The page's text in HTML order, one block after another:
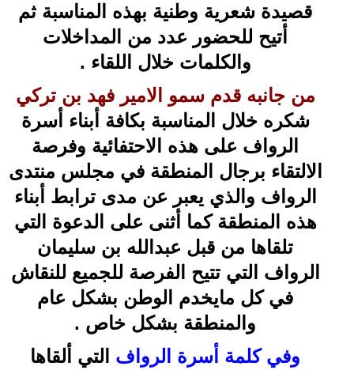
قصيدة شعرية وطنية بهذه المناسبة ثم
أتيح للحضور عدد من المداخلات
والكلمات خلال اللقاء .
من جانبه قدم سمو الامير فهد بن تركي
شكره خلال المناسبة بكافة أبناء أسرة
الرواف على هذه الاحتفائية وفرصة
الالتقاء برجال المنطقة في مجلس منتدى
الرواف والذي يعبر عن مدى ترابط أبناء
هذه المنطقة كما أثنى على الدعوة التي
تلقاها من قبل عبدالله بن سليمان
الرواف التي تتيح الفرصة للجميع للنقاش
في كل مايخدم الوطن بشكل عام
والمنطقة بشكل خاص .
وفي كلمة أسرة الرواف التي ألقاها